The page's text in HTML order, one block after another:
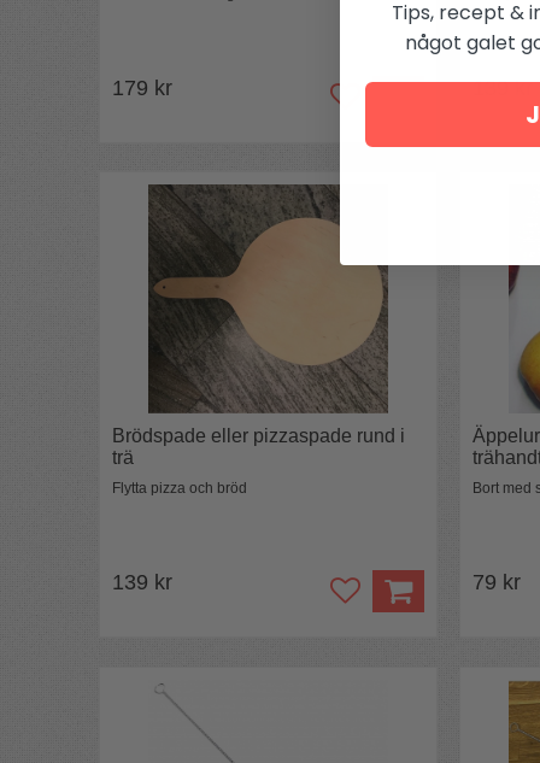
179 kr 139 kr
Brödspade eller pizzaspade rund i
trä
Flytta pizza och bröd
139 kr
Bort med
79 kr
Tips, recept &
något galet